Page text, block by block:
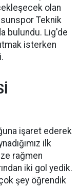
olan
Teknik
bulundu. Lig'de
isterken
işaret ederek
ilk
rağmen
iki gol yedik.
şey öğrendik